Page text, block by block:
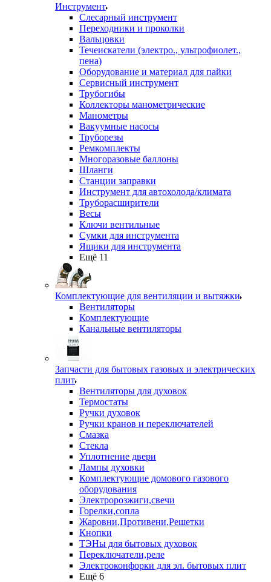
Инструмент
Слесарный инструмент
Переходники и проколки
Вальцовки
Течеискатели (электро., ультрофиолет.,
пена)
Оборудование и материал для пайки
Сервисный инструмент
Трубогибы
Коллекторы манометрические
Манометры
Вакуумные насосы
Труборезы
Ремкомплекты
Многоразовые баллоны
Шланги
Станции заправки
Инструмент для автохолода/климата
Труборасширители
Весы
Ключи вентильные
Сумки для инструмента
Ящики для инструмента
Ещё 11
Комплектующие для вентиляции и вытяжки
Вентиляторы
Комплектующие
Канальные вентиляторы
Запчасти для бытовых газовых и электрических
плит
Вентиляторы для духовок
Термостаты
Ручки духовок
Ручки кранов и переключателей
Смазка
Стекла
Уплотнение двери
Лампы духовки
Комплектующие домового газового
оборудования
Электророзжиги,свечи
Горелки,сопла
Жаровни,Противени,Решетки
Кнопки
ТЭНы для бытовых духовок
Переключатели,реле
Электроконфорки для эл. бытовых плит
Ещё 6